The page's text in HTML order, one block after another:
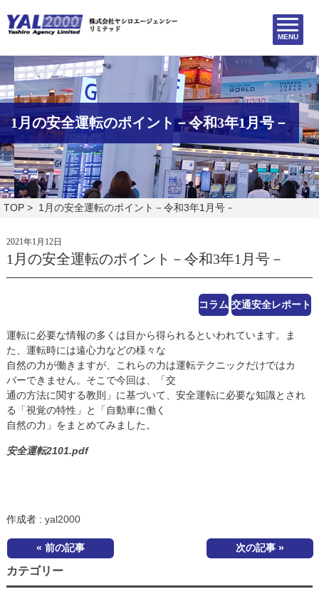
MENU
1月の安全運転のポイント－令和3年1月号－
TOP > 1月の安全運転のポイント－令和3年1月号－
2021年1月12日
1月の安全運転のポイント－令和3年1月号－
コラム 交通安全レポート
運転に必要な情報の多くは目から得られるといわれています。ま
た、運転時には遠心力などの様々な
自然の力が働きますが、これらの力は運転テクニックだけではカ
バーできません。そこで今回は、「交
通の方法に関する教則」に基づいて、安全運転に必要な知識とされ
る「視覚の特性」と「自動車に働く
自然の力」をまとめてみました。
安全運転2101.pdf
作成者 : yal2000
« 前の記事 次の記事 »
カテゴリー